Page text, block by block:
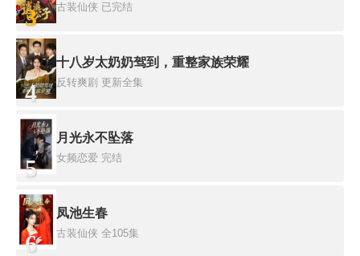
3 古装仙侠 已完结
4
十八岁太奶奶驾到，重整家族荣耀
反转爽剧 更新全集
5
月光永不坠落
女频恋爱 完结
6
凤池生春
古装仙侠 全105集